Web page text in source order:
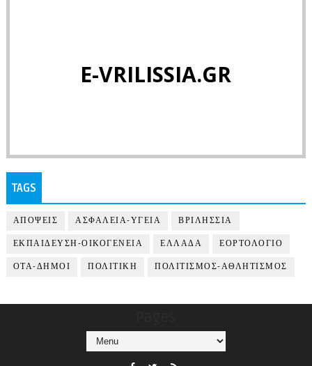
E-VRILISSIA.GR
TAGS
ΑΠΟΨΕΙΣ ΑΣΦΑΛΕΙΑ-ΥΓΕΙΑ ΒΡΙΛΗΣΣΙΑ
ΕΚΠΑΙΔΕΥΣΗ-ΟΙΚΟΓΕΝΕΙΑ ΕΛΛΑΔΑ ΕΟΡΤΟΛΟΓΙΟ
ΟΤΑ-ΔΗΜΟΙ ΠΟΛΙΤΙΚΗ ΠΟΛΙΤΙΣΜΟΣ-ΑΘΛΗΤΙΣΜΟΣ